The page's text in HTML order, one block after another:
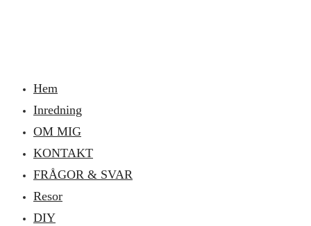
Hem
Inredning
OM MIG
KONTAKT
FRÅGOR & SVAR
Resor
DIY